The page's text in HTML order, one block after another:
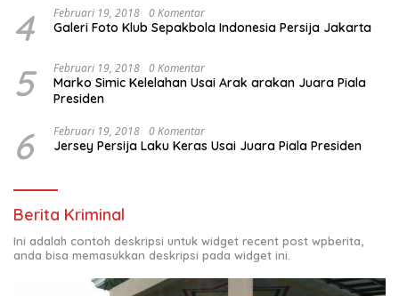
4 Februari 19, 2018 0 Komentar
Galeri Foto Klub Sepakbola Indonesia Persija Jakarta
5 Februari 19, 2018 0 Komentar
Marko Simic Kelelahan Usai Arak arakan Juara Piala
Presiden
6 Februari 19, 2018 0 Komentar
Jersey Persija Laku Keras Usai Juara Piala Presiden
Berita Kriminal
Ini adalah contoh deskripsi untuk widget recent post wpberita,
anda bisa memasukkan deskripsi pada widget ini.